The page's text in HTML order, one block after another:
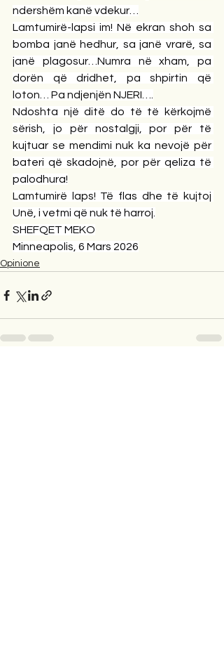
ndershëm kanë vdekur…
Lamtumirë-lapsi im! Në ekran shoh sa
bomba janë hedhur, sa janë vrarë, sa
janë plagosur…Numra në xham, pa
dorën që dridhet, pa shpirtin që
loton… Pa ndjenjën NJERI….
Ndoshta një ditë do të të kërkojmë
sërish, jo për nostalgji, por për të
kujtuar se mendimi nuk ka nevojë për
bateri që skadojnë, por për qeliza të
palodhura!
Lamtumirë laps! Të flas dhe të kujtoj
Unë, i vetmi që nuk të harroj.
SHEFQET MEKO
Minneapolis, 6 Mars 2026
Opinione